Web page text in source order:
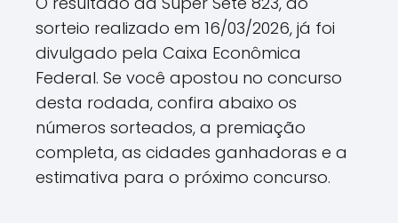
sorteio realizado em 16/03/2026, já foi
divulgado pela Caixa Econômica
Federal. Se você apostou no concurso
desta rodada, confira abaixo os
números sorteados, a premiação
completa, as cidades ganhadoras e a
estimativa para o próximo concurso.